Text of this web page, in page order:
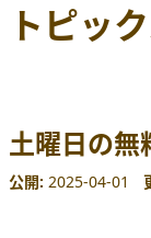
トピッ
土曜日の無
公開 2025-04-01